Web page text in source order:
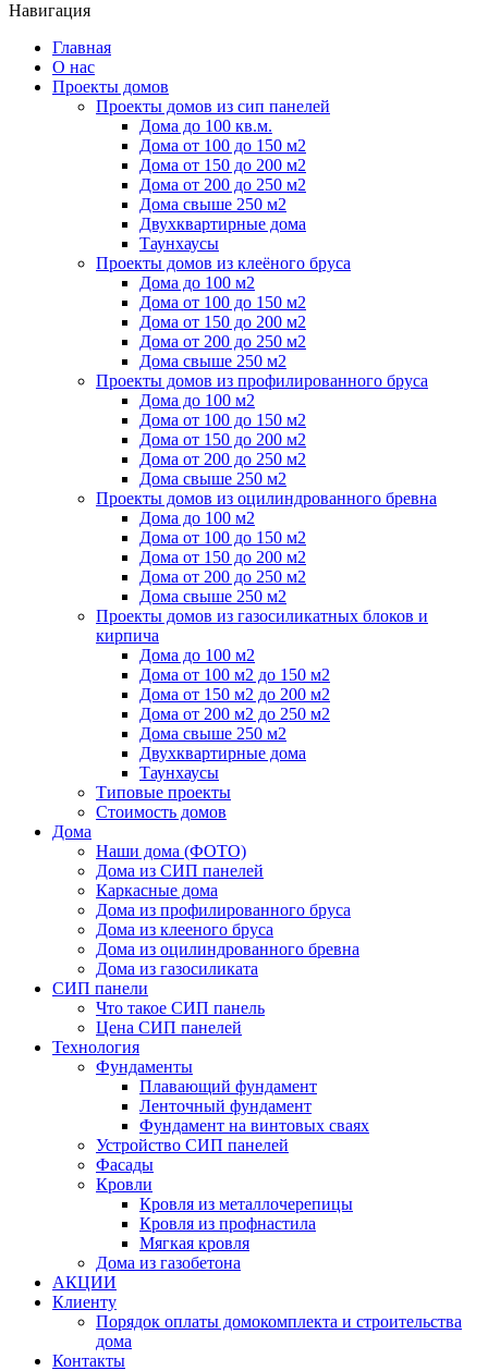
Навигация
Главная
О нас
Проекты домов
Проекты домов из сип панелей
Дома до 100 кв.м.
Дома от 100 до 150 м2
Дома от 150 до 200 м2
Дома от 200 до 250 м2
Дома свыше 250 м2
Двухквартирные дома
Таунхаусы
Проекты домов из клеёного бруса
Дома до 100 м2
Дома от 100 до 150 м2
Дома от 150 до 200 м2
Дома от 200 до 250 м2
Дома свыше 250 м2
Проекты домов из профилированного бруса
Дома до 100 м2
Дома от 100 до 150 м2
Дома от 150 до 200 м2
Дома от 200 до 250 м2
Дома свыше 250 м2
Проекты домов из оцилиндрованного бревна
Дома до 100 м2
Дома от 100 до 150 м2
Дома от 150 до 200 м2
Дома от 200 до 250 м2
Дома свыше 250 м2
Проекты домов из газосиликатных блоков и
кирпича
Дома до 100 м2
Дома от 100 м2 до 150 м2
Дома от 150 м2 до 200 м2
Дома от 200 м2 до 250 м2
Дома свыше 250 м2
Двухквартирные дома
Таунхаусы
Типовые проекты
Стоимость домов
Дома
Наши дома (ФОТО)
Дома из СИП панелей
Каркасные дома
Дома из профилированного бруса
Дома из клееного бруса
Дома из оцилиндрованного бревна
Дома из газосиликата
СИП панели
Что такое СИП панель
Цена СИП панелей
Технология
Фундаменты
Плавающий фундамент
Ленточный фундамент
Фундамент на винтовых сваях
Устройство СИП панелей
Фасады
Кровли
Кровля из металлочерепицы
Кровля из профнастила
Мягкая кровля
Дома из газобетона
АКЦИИ
Клиенту
Порядок оплаты домокомплекта и строительства
дома
Контакты